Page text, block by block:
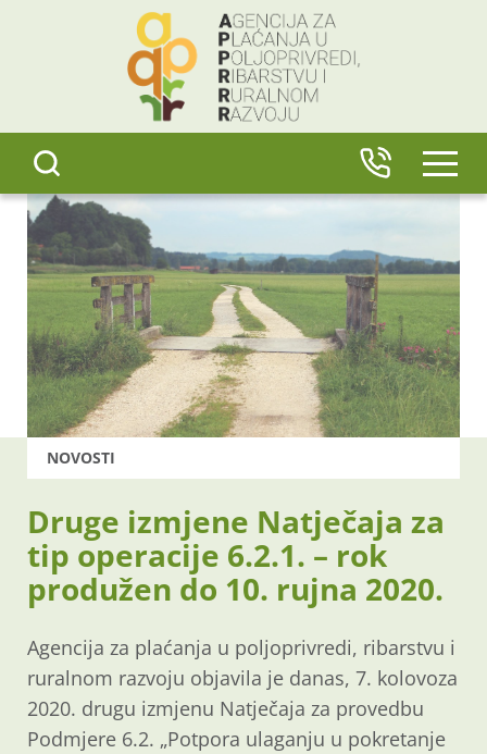
NOVOSTI
Druge izmjene Natječaja za
tip operacije 6.2.1. – rok
produžen do 10. rujna 2020.
Agencija za plaćanja u poljoprivredi, ribarstvu i
ruralnom razvoju objavila je danas, 7. kolovoza
2020. drugu izmjenu Natječaja za provedbu
Podmjere 6.2. „Potpora ulaganju u pokretanje